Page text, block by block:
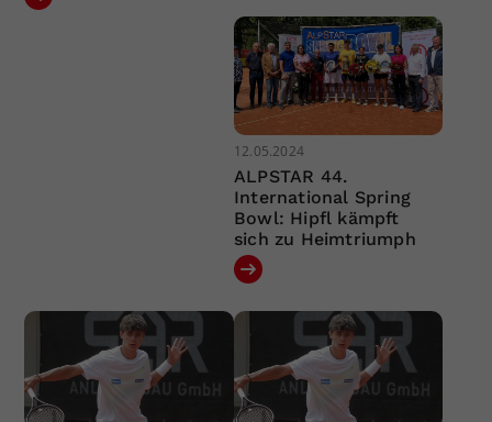
12.05.2024
ALPSTAR 44.
International Spring
Bowl: Hipfl kämpft
sich zu Heimtriumph